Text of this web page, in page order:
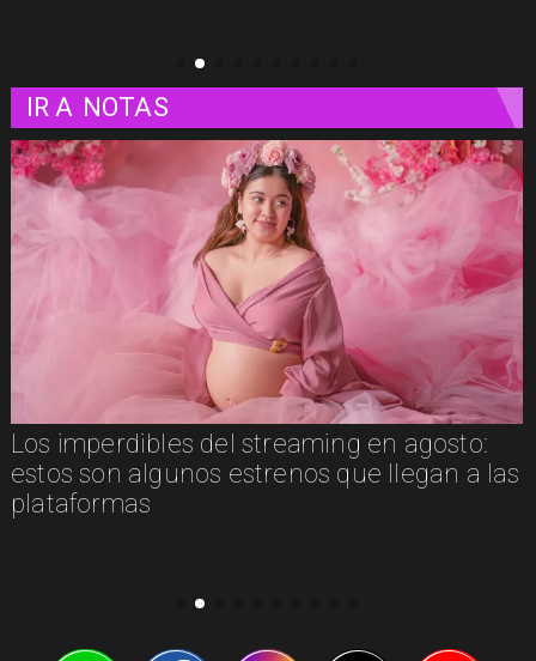
IR A NOTAS
Los imperdibles del streaming en agosto:
estos son algunos estrenos que llegan a las
plataformas